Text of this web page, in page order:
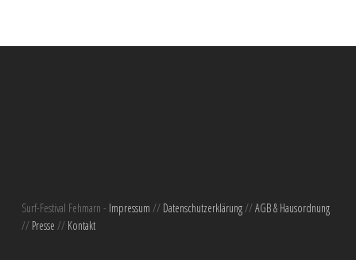
Surf-Festival Fehmarn - Impressum // Datenschutzerklärung//AGB & Hausordnung
// Presse // Kontakt